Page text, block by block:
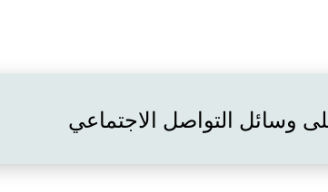
وسائل التواصل الاجتماعي